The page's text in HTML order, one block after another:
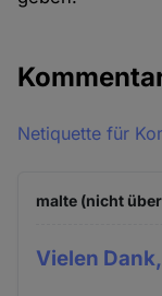
Netiquette für
malte (nicht
Vielen